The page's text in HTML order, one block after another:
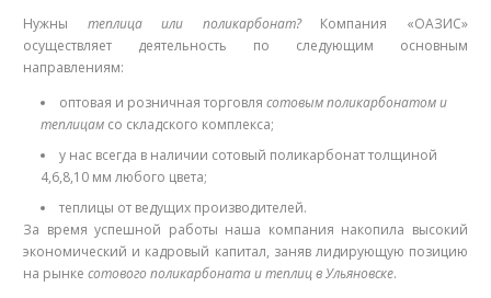
Нужны теплица или поликарбонат?Компания «ОАЗИС»
осуществляет деятельность по следующим основным
направлениям:
оптовая и розничная торговля сотовым поликарбонатом и
теплицам со складского комплекса;
у нас всегда в наличии сотовый поликарбонат толщиной
4,6,8,10 мм любого цвета;
теплицы от ведущих производителей.
За время успешной работы наша компания накопила высокий
экономический и кадровый капитал, заняв лидирующую позицию
на рынке сотового поликарбоната и теплиц в Ульяновске.